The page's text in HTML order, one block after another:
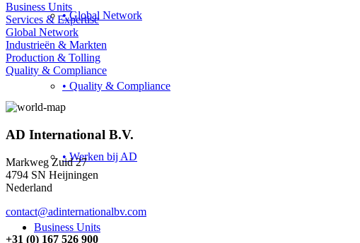
• Global Network
• Quality & Compliance
• Werken bij AD
Business Units
Business Units
Services & Expertise
Global Network
Industrieën & Markten
Production & Tolling
Quality & Compliance
AD International B.V.
Markweg Zuid 27
4794 SN Heijningen
Nederland
contact@adinternationalbv.com
+31 (0) 167 526 900